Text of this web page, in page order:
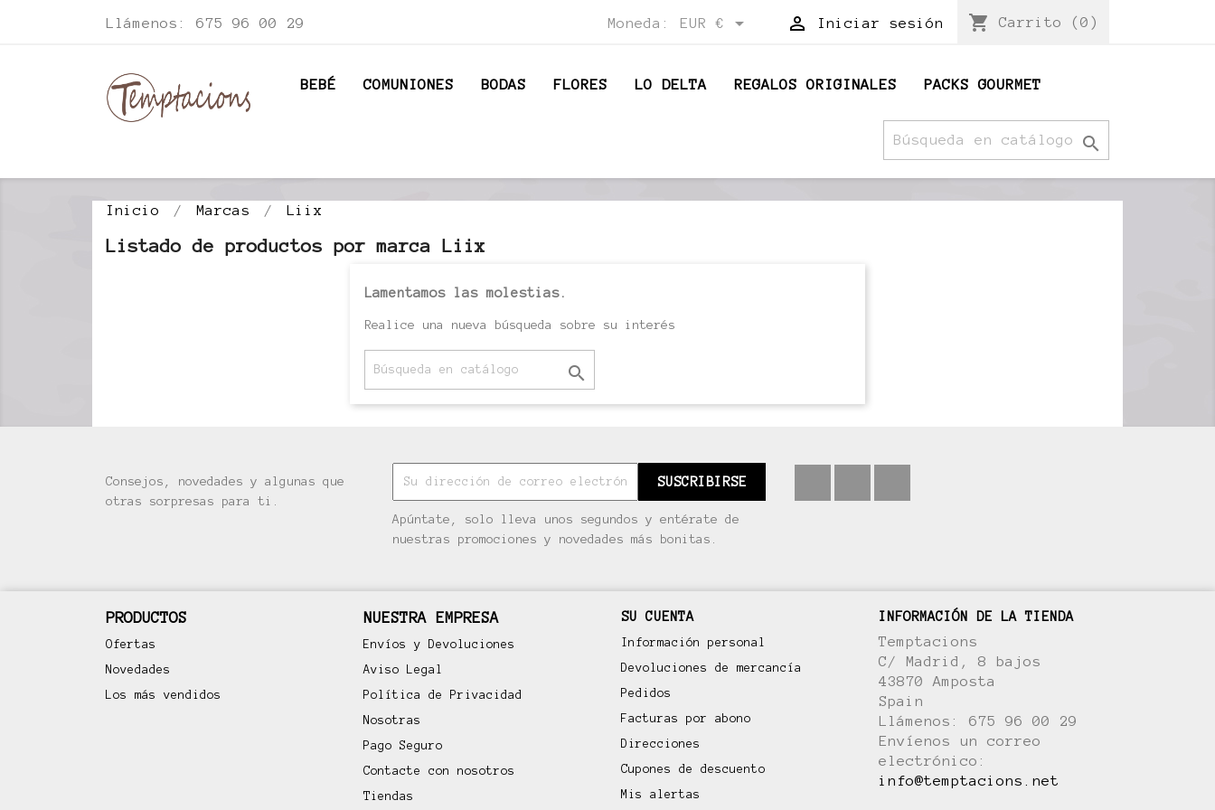
Llámenos: 675 96 00 29 Moneda: EUR €   Iniciar sesión shopping_cart Carrito (0)
BEBÉ COMUNIONES BODAS FLORES LO DELTA REGALOS ORIGINALES PACKS GOURMET

Inicio Marcas Liix
Listado de productos por marca Liix
Lamentamos las molestias.
Realice una nueva búsqueda sobre su interés

Consejos, novedades y algunas que
otras sorpresas para ti.
Apúntate, solo lleva unos segundos y entérate de
nuestras promociones y novedades más bonitas.
PRODUCTOS
Ofertas
Novedades
Los más vendidos
NUESTRA EMPRESA
Envíos y Devoluciones
Aviso Legal
Política de Privacidad
Nosotras
Pago Seguro
Contacte con nosotros
Tiendas
SU CUENTA
Información personal
Devoluciones de mercancía
Pedidos
Facturas por abono
Direcciones
Cupones de descuento
Mis alertas
INFORMACIÓN DE LA TIENDA
Temptacions
C/ Madrid, 8 bajos
43870 Amposta
Spain
Llámenos: 675 96 00 29
Envíenos un correo
electrónico:
info@temptacions.net